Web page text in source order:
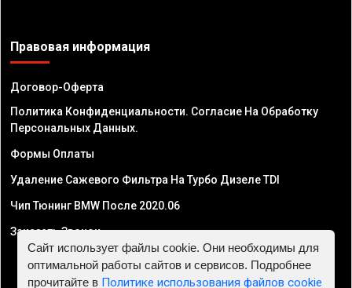
Правовая информация
Договор-Оферта
Политика Конфиденциальности. Согласие На Обработку
Персональных Данных.
Формы Оплаты
Удаление Сажевого Фильтра На Турбо Дизеле TDI
Чип Тюнинг BMW После 2020.06
Заказать Звонок
Сайт использует файлы cookie. Они необходимы для
оптимальной работы сайтов и сервисов. Подробнее
прочитайте в Политике использования файлов cookie